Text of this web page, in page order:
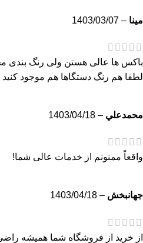
مینا –
1403/03/07
باکس ها عالی هستن ولی رنگ بندی
لطفا هم رنگ دستگاها هم موجود کنید
محمدعلي –
1403/04/18
واقعاً ممنونم از خدمات عالی شما!
جهانبخش –
1403/04/18
از خرید از فروشگاه شما همیشه